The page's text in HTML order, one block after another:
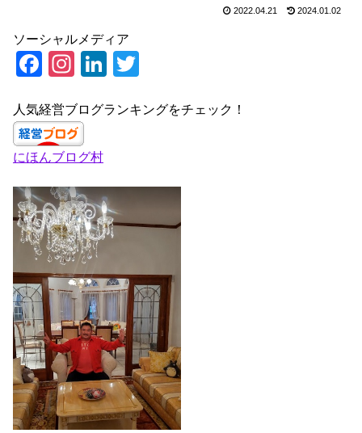
2022.04.21 2024.01.02
ソーシャルメディア
F
c
e
b
o
o
k
In
a
gr
a
m
Li
k
n
tt
人気経営ブログランキングをチェック！
にほんブログ村